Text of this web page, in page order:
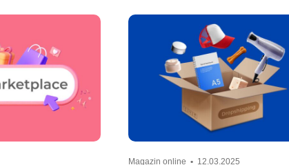
Magazin online • 12.03.2025